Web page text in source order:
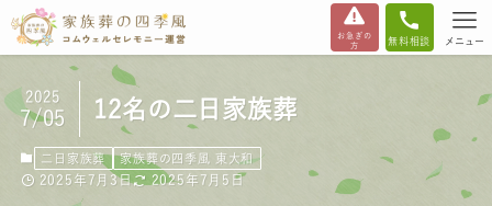
お急ぎの
方
無料相談 メニュー
12名の二日家族葬
2025
7/05
二日家族葬 家族葬の四季風 東大和
2025年7月3日 2025年7月5日